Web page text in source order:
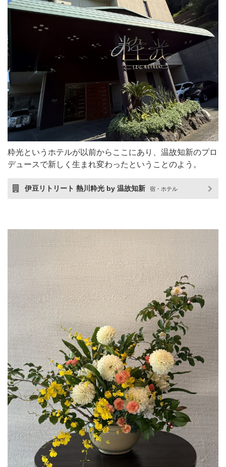
粋光というホテルが以前からここにあり、温故知新のプロ
デュースで新しく生まれ変わったということのよう。
伊豆リトリート 熱川粋光 by 温故知新 宿・ホテル